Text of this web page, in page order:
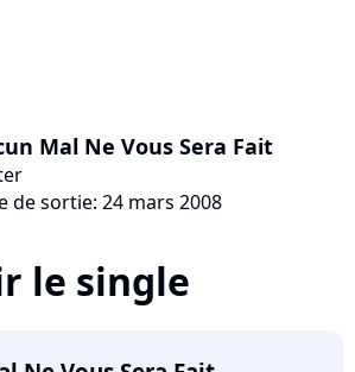
Mal Ne Vous Sera Fait
de sortie: 24 mars 2008
le single